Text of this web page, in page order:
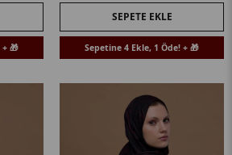
🎁
SEPETE EKLE
Sepetine 4 Ekle, 1 Öde! + 🎁